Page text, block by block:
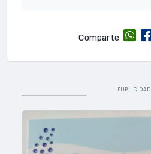
Comparte
PUBLICIDAD